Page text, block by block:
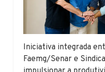
Iniciativa integrada
Faemg/Senar e